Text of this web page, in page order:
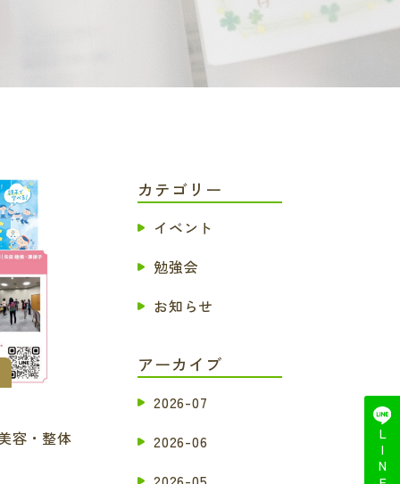
容・整体
カテゴリー
イベント
勉強会
お知らせ
アーカイブ
2026-07
2026-06